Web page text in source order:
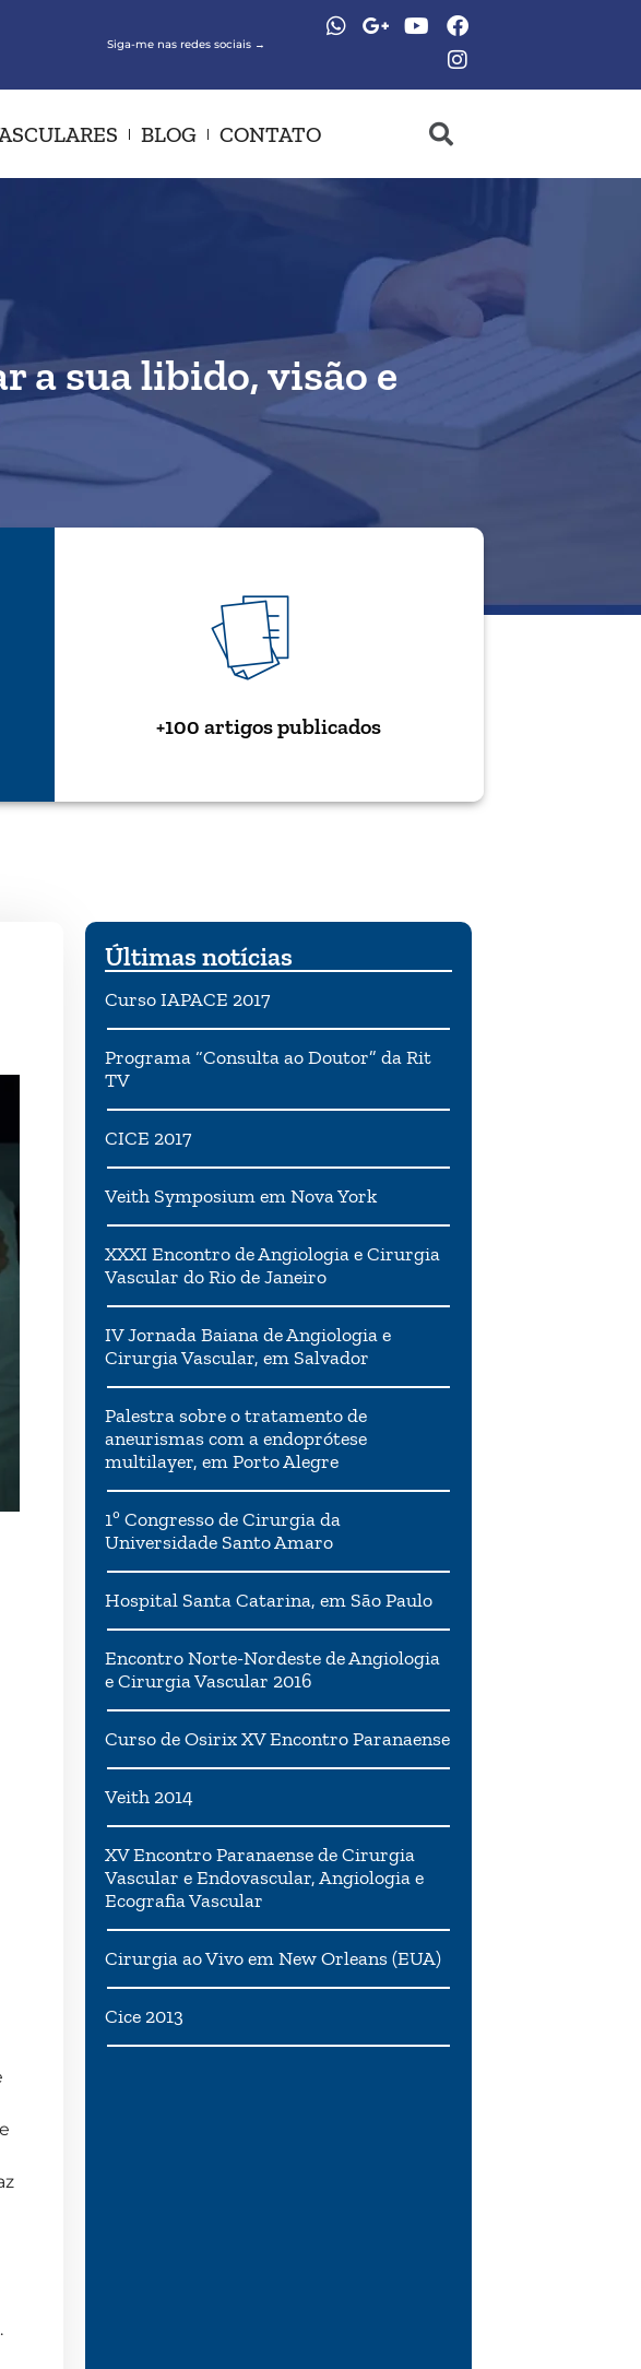
Siga-me nas redes sociais →
BLOG CONTATO
a sua libido, visão e
+100 artigos publicados
Últimas notícias
Curso IAPACE 2017
Programa “Consulta ao Doutor” da Rit
TV
CICE 2017
Veith Symposium em Nova York
XXXI Encontro de Angiologia e Cirurgia
Vascular do Rio de Janeiro
IV Jornada Baiana de Angiologia e
Cirurgia Vascular, em Salvador
Palestra sobre o tratamento de
aneurismas com a endoprótese
multilayer, em Porto Alegre
1º Congresso de Cirurgia da
Universidade Santo Amaro
Hospital Santa Catarina, em São Paulo
Encontro Norte-Nordeste de Angiologia
e Cirurgia Vascular 2016
Curso de Osirix XV Encontro Paranaense
Veith 2014
XV Encontro Paranaense de Cirurgia
Vascular e Endovascular, Angiologia e
Ecografia Vascular
Cirurgia ao Vivo em New Orleans (EUA)
Cice 2013